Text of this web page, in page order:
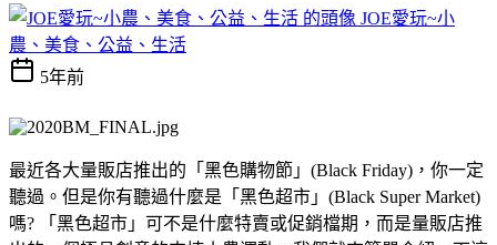
JOE愛玩~小
農、美食、公益、生活
5年前
最近各大量販店推出的「黑色購物節」(Black Friday)，你一定
聽過。但是你有聽過什麼是「黑色超市」(Black Super Market)
嗎? 「黑色超市」可不是什麼特賣或促銷檔期，而是量販店推